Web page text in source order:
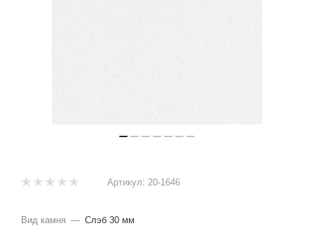
Артикул: 20-1646
Вид камня — Слэб 30 мм